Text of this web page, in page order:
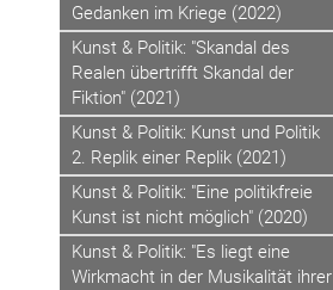
Gedanken im Kriege (2022)
Kunst & Politik: "Skandal des
Realen übertrifft Skandal der
Fiktion" (2021)
Kunst & Politik: Kunst und Politik
2. Replik einer Replik (2021)
Kunst & Politik: "Eine politikfreie
Kunst ist nicht möglich" (2020)
Kunst & Politik: "Es liegt eine
Wirkmacht in der Musikalität ihrer